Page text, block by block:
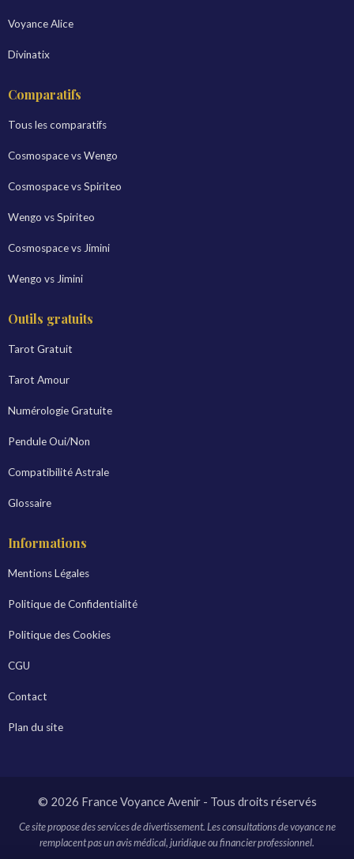
Voyance Alice
Divinatix
Comparatifs
Tous les comparatifs
Cosmospace vs Wengo
Cosmospace vs Spiriteo
Wengo vs Spiriteo
Cosmospace vs Jimini
Wengo vs Jimini
Outils gratuits
Tarot Gratuit
Tarot Amour
Numérologie Gratuite
Pendule Oui/Non
Compatibilité Astrale
Glossaire
Informations
Mentions Légales
Politique de Confidentialité
Politique des Cookies
CGU
Contact
Plan du site
© 2026 France Voyance Avenir - Tous droits réservés
Ce site propose des services de divertissement. Les consultations de voyance ne
remplacent pas un avis médical, juridique ou financier professionnel.